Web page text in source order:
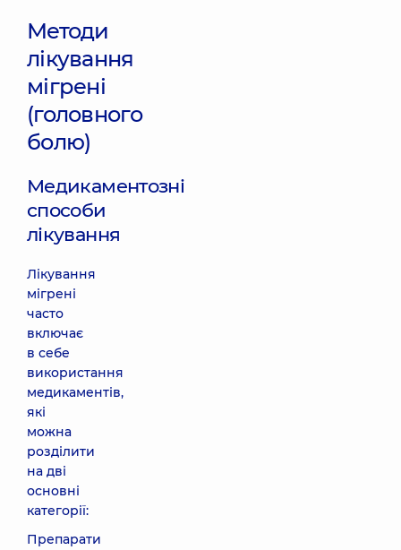
Методи
лікування
мігрені
(головного
болю)
Медикаментозні
способи
лікування
Лікування
мігрені
часто
включає
в себе
використання
медикаментів,
які
можна
розділити
на дві
основні
категорії:
Препарати